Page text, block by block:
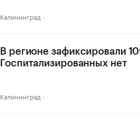
Калининград
В регионе зафиксировали
Госпитализированных нет
Калининград